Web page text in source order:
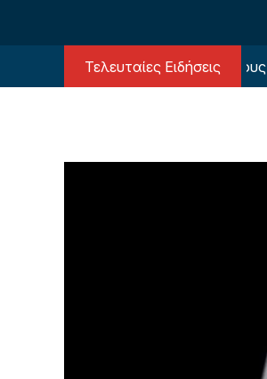
Τελευταίες Ειδήσεις
με τον Βινίσιους στη Ρεάλ!